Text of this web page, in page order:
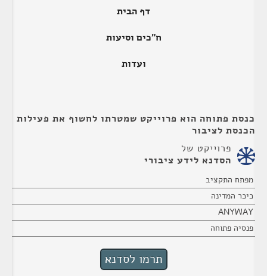
דף הבית
ח"כים וסיעות
ועדות
כנסת פתוחה הוא פרוייקט שמטרתו לחשוף את פעילות
הכנסת לציבור
פרוייקט של
הסדנא לידע ציבורי
מפתח התקציב
כיכר המדינה
ANYWAY
פנסיה פתוחה